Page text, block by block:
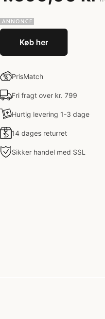
Køb her
PrisMatch
Fri fragt over kr. 799
Hurtig levering 1-3 dage
14 dages returret
Sikker handel med SSL